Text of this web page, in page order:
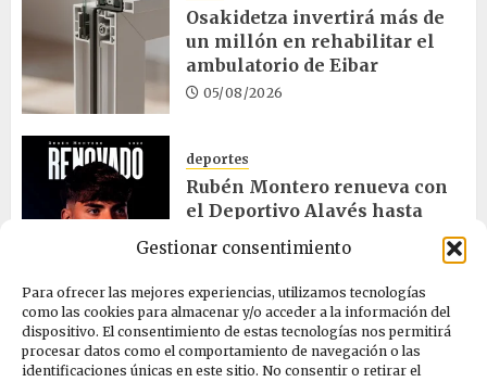
Gestionar consentimiento
Para ofrecer las mejores experiencias, utilizamos tecnologías
como las cookies para almacenar y/o acceder a la información del
dispositivo. El consentimiento de estas tecnologías nos permitirá
procesar datos como el comportamiento de navegación o las
identificaciones únicas en este sitio. No consentir o retirar el
Osakidetza invertirá más de
un millón en rehabilitar el
ambulatorio de Eibar
05/08/2026
deportes
Rubén Montero renueva con
el Deportivo Alavés hasta
cultura
Melgosa, Barredo y Hurtado